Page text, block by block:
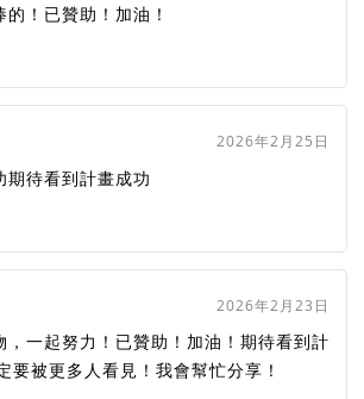
！已贊助！加油！
2026年2月25日
期待看到計畫成功
2026年2月23日
，一起努力！已贊助！加油！期待看到計
要被更多人看見！我會幫忙分享！